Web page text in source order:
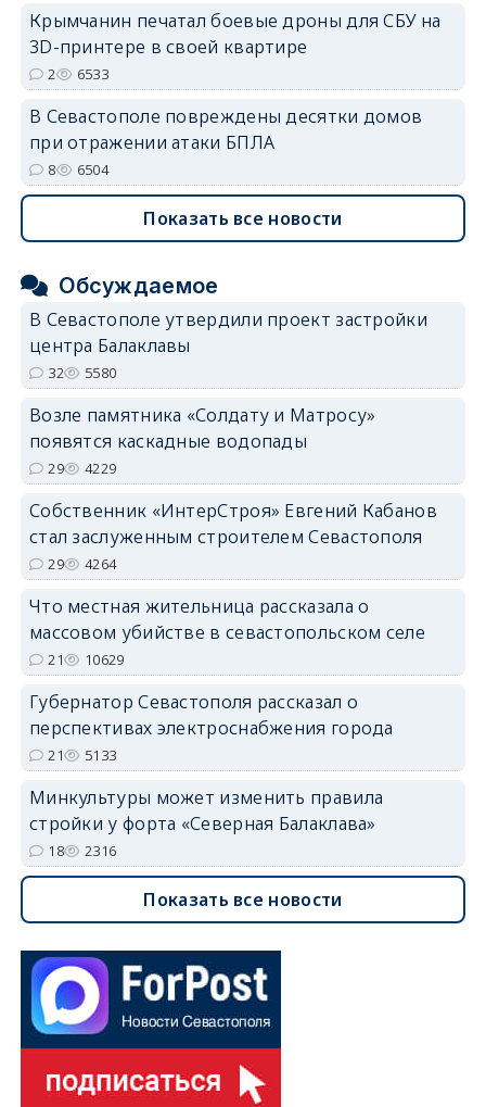
Крымчанин печатал боевые дроны для СБУ на
3D-принтере в своей квартире
2 6533
В Севастополе повреждены десятки домов
при отражении атаки БПЛА
8 6504
Показать все новости
Обсуждаемое
В Севастополе утвердили проект застройки
центра Балаклавы
32 5580
Возле памятника «Солдату и Матросу»
появятся каскадные водопады
29 4229
Собственник «ИнтерСтроя» Евгений Кабанов
стал заслуженным строителем Севастополя
29 4264
Что местная жительница рассказала о
массовом убийстве в севастопольском селе
21 10629
Губернатор Севастополя рассказал о
перспективах электроснабжения города
21 5133
Минкультуры может изменить правила
стройки у форта «Северная Балаклава»
18 2316
Показать все новости